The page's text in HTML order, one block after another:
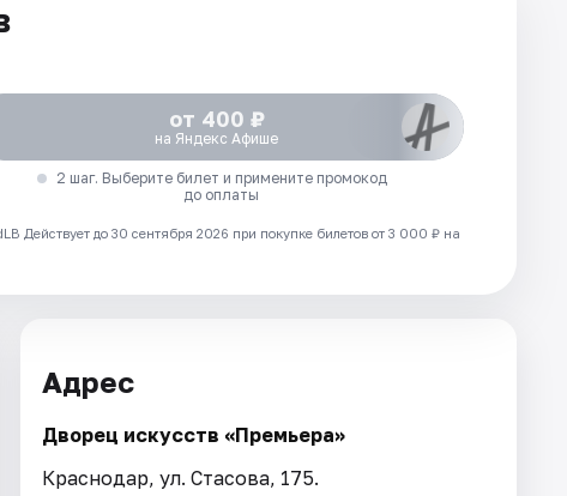
от 400 ₽
на Яндекс Афише
2 шаг. Выберите билет и примените промокод
до оплаты
Действует до 30 сентября 2026 при покупке билетов от 3 000 ₽ на
Адрес
Дворец искусств «Премьера»
Краснодар, ул. Стасова, 175.